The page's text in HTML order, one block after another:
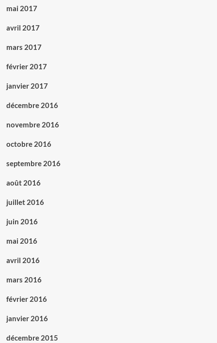
mai 2017
avril 2017
mars 2017
février 2017
janvier 2017
décembre 2016
novembre 2016
octobre 2016
septembre 2016
août 2016
juillet 2016
juin 2016
mai 2016
avril 2016
mars 2016
février 2016
janvier 2016
décembre 2015